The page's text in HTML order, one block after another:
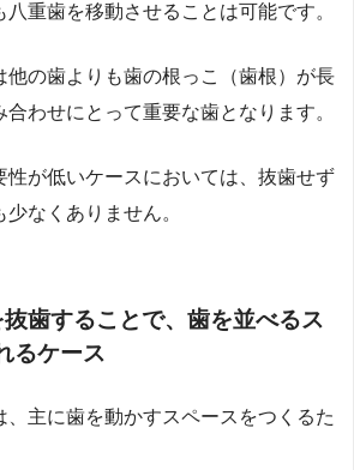
重歯を移動させることは可能です。
他の歯よりも歯の根っこ（歯根）が長
合わせにとって重要な歯となります。
性が低いケースにおいては、抜歯せず
なくありません。
抜歯することで、歯を並べるス
るケース
、主に歯を動かすスペースをつくるた